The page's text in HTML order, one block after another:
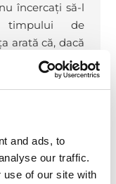
and ads, to
our traffic.
use of our site with
încercați să-l
timpului de
arată că, dacă
de obicei
O soluție
nevoie,
perspectiva
dacă sunt